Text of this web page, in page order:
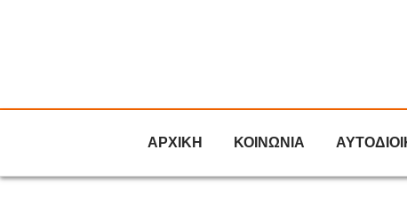
ΑΡΧΙΚΗ ΚΟΙΝΩΝΙΑ